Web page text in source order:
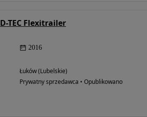
D-TEC Flexitrailer
2016
Łuków (Lubelskie)
Prywatny sprzedawca • Opublikowano